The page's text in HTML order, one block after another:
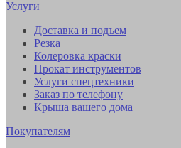
Услуги
Доставка и подъем
Резка
Колеровка краски
Прокат инструментов
Услуги спецтехники
Заказ по телефону
Крыша вашего дома
Покупателям